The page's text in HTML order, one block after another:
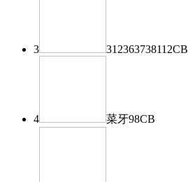
3 312363738112CB
4 菜牙98CB